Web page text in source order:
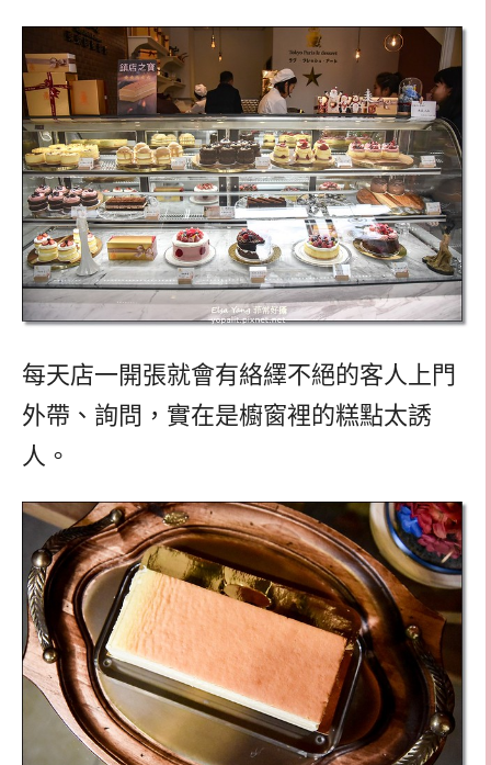
每天店一開張就會有絡繹不絕的客人上門
外帶、詢問，實在是櫥窗裡的糕點太誘
人。